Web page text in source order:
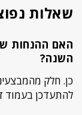
שאלות
האם ההנחות
השנה?
כן. חלק
להתעדכן בעמוד